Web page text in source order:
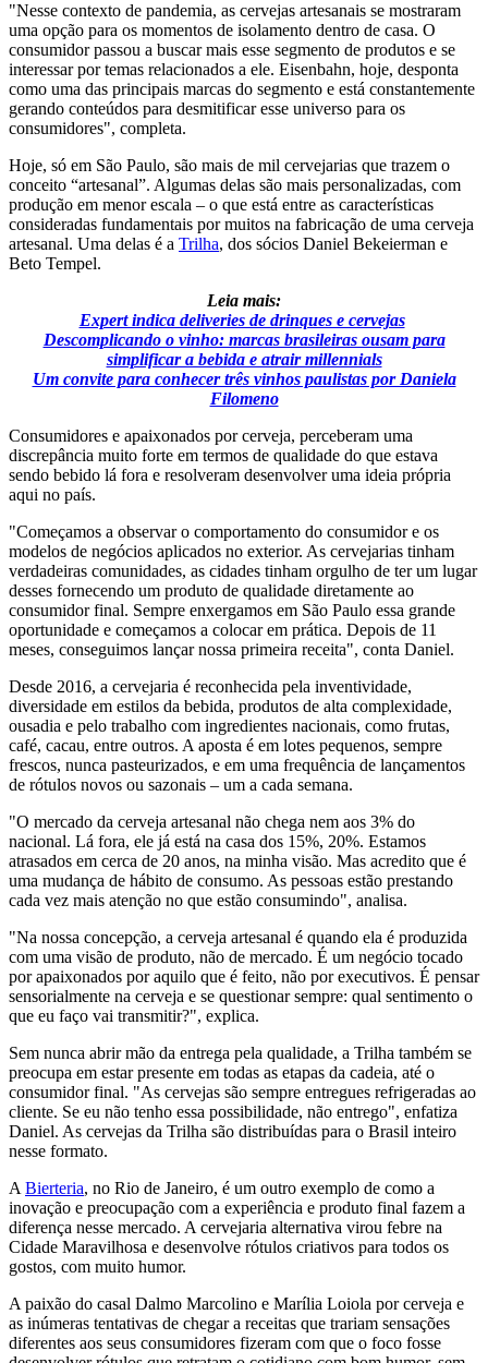
"Nesse contexto de pandemia, as cervejas artesanais se mostraram
uma opção para os momentos de isolamento dentro de casa. O
consumidor passou a buscar mais esse segmento de produtos e se
interessar por temas relacionados a ele. Eisenbahn, hoje, desponta
como uma das principais marcas do segmento e está constantemente
gerando conteúdos para desmitificar esse universo para os
consumidores", completa.
Hoje, só em São Paulo, são mais de mil cervejarias que trazem o
conceito “artesanal”. Algumas delas são mais personalizadas, com
produção em menor escala – o que está entre as características
consideradas fundamentais por muitos na fabricação de uma cerveja
artesanal. Uma delas é a Trilha, dos sócios Daniel Bekeierman e
Beto Tempel.
Leia mais:
Expert indica deliveries de drinques e cervejas
Descomplicando o vinho: marcas brasileiras ousam para
simplificar a bebida e atrair millennials
Um convite para conhecer três vinhos paulistas por Daniela
Filomeno
Consumidores e apaixonados por cerveja, perceberam uma
discrepância muito forte em termos de qualidade do que estava
sendo bebido lá fora e resolveram desenvolver uma ideia própria
aqui no país.
"Começamos a observar o comportamento do consumidor e os
modelos de negócios aplicados no exterior. As cervejarias tinham
verdadeiras comunidades, as cidades tinham orgulho de ter um lugar
desses fornecendo um produto de qualidade diretamente ao
consumidor final. Sempre enxergamos em São Paulo essa grande
oportunidade e começamos a colocar em prática. Depois de 11
meses, conseguimos lançar nossa primeira receita", conta Daniel.
Desde 2016, a cervejaria é reconhecida pela inventividade,
diversidade em estilos da bebida, produtos de alta complexidade,
ousadia e pelo trabalho com ingredientes nacionais, como frutas,
café, cacau, entre outros. A aposta é em lotes pequenos, sempre
frescos, nunca pasteurizados, e em uma frequência de lançamentos
de rótulos novos ou sazonais – um a cada semana.
"O mercado da cerveja artesanal não chega nem aos 3% do
nacional. Lá fora, ele já está na casa dos 15%, 20%. Estamos
atrasados em cerca de 20 anos, na minha visão. Mas acredito que é
uma mudança de hábito de consumo. As pessoas estão prestando
cada vez mais atenção no que estão consumindo", analisa.
"Na nossa concepção, a cerveja artesanal é quando ela é produzida
com uma visão de produto, não de mercado. É um negócio tocado
por apaixonados por aquilo que é feito, não por executivos. É pensar
sensorialmente na cerveja e se questionar sempre: qual sentimento o
que eu faço vai transmitir?", explica.
Sem nunca abrir mão da entrega pela qualidade, a Trilha também se
preocupa em estar presente em todas as etapas da cadeia, até o
consumidor final. "As cervejas são sempre entregues refrigeradas ao
cliente. Se eu não tenho essa possibilidade, não entrego", enfatiza
Daniel. As cervejas da Trilha são distribuídas para o Brasil inteiro
nesse formato.
A Bierteria, no Rio de Janeiro, é um outro exemplo de como a
inovação e preocupação com a experiência e produto final fazem a
diferença nesse mercado. A cervejaria alternativa virou febre na
Cidade Maravilhosa e desenvolve rótulos criativos para todos os
gostos, com muito humor.
A paixão do casal Dalmo Marcolino e Marília Loiola por cerveja e
as inúmeras tentativas de chegar a receitas que trariam sensações
diferentes aos seus consumidores fizeram com que o foco fosse